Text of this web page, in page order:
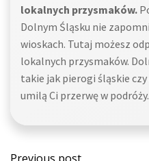
lokalnych przysmaków.
Dolnym Śląsku nie
wioskach. Tutaj możesz
lokalnych przysmaków.
takie jak pierogi śląskie
umilą Ci przerwę w podróży.